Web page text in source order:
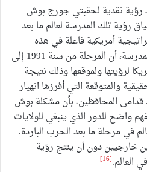
نقدية لحقبتي جورج بوش
رؤية تلك المدرسة لعالم ما بعد
أمريكية فاعلة في هذه
المرحلة. حيث رأى أنصار هذه المدرسة، أن المرحلة من سنة 1991 إلى
أمريكا لرؤيتها ولموقعها وذلك نتيجة
والمتوقعة التي أفرزها انهيار
قدامى المحافظين، بأن مشكلة بوش
واضح للدور الذي ينبغي للولايات
في مرحلة ما بعد الحرب الباردة.
خارجيين دون أن ينتج رؤية
العالم.[16]